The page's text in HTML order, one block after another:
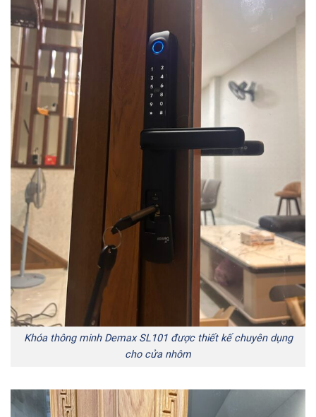
Khóa thông minh Demax SL101 được thiết kế chuyên dụng
cho cửa nhôm